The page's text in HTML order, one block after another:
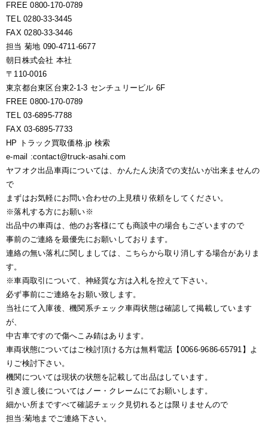
FREE 0800-170-0789
TEL 0280-33-3445
FAX 0280-33-3446
担当 菊地 090-4711-6677
朝日株式会社 本社
〒110-0016
東京都台東区台東2-1-3 センチュリービル 6F
FREE 0800-170-0789
TEL 03-6895-7788
FAX 03-6895-7733
HP トラック買取価格.jp 検索
e-mail :contact@truck-asahi.com
ヤフオク出品車両については、かんたん決済での支払いが出来ませんの
で
まずはお気軽にお問い合わせの上見積り依頼をしてください。
※落札する方にお願い※
出品中の車両は、他のお客様にても商談中の場合もございますので
事前のご連絡を最優先にお願いしております。
連絡の無い落札に関しましては、こちらから取り消しする場合がありま
す。
※車両取引について、神経質な方は入札を控えて下さい。
必ず事前にご連絡をお願い致します。
当社にて入庫後、機関系チェック車両状態は確認して掲載しています
が、
中古車ですので傷へこみ錆はあります。
車両状態についてはご検討頂ける方は無料電話【0066-9686-65791】よ
りご検討下さい。
機関については現状の状態を記載して出品はしています。
引き渡し後についてはノー・クレームにてお願いします。
細かい所まですべて確認チェック見切れるとは限りませんので
担当:菊地までご連絡下さい。